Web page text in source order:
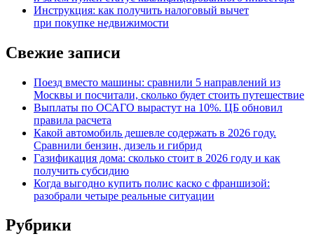
Инструкция: как получить налоговый вычет
при покупке недвижимости
Свежие записи
Поезд вместо машины: сравнили 5 направлений из
Москвы и посчитали, сколько будет стоить путешествие
Выплаты по ОСАГО вырастут на 10%. ЦБ обновил
правила расчета
Какой автомобиль дешевле содержать в 2026 году.
Сравнили бензин, дизель и гибрид
Газификация дома: сколько стоит в 2026 году и как
получить субсидию
Когда выгодно купить полис каско с франшизой:
разобрали четыре реальные ситуации
Рубрики